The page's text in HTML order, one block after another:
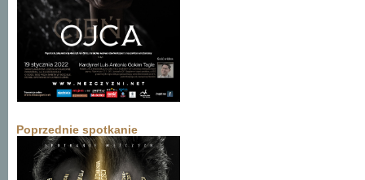
Poprzednie spotkanie